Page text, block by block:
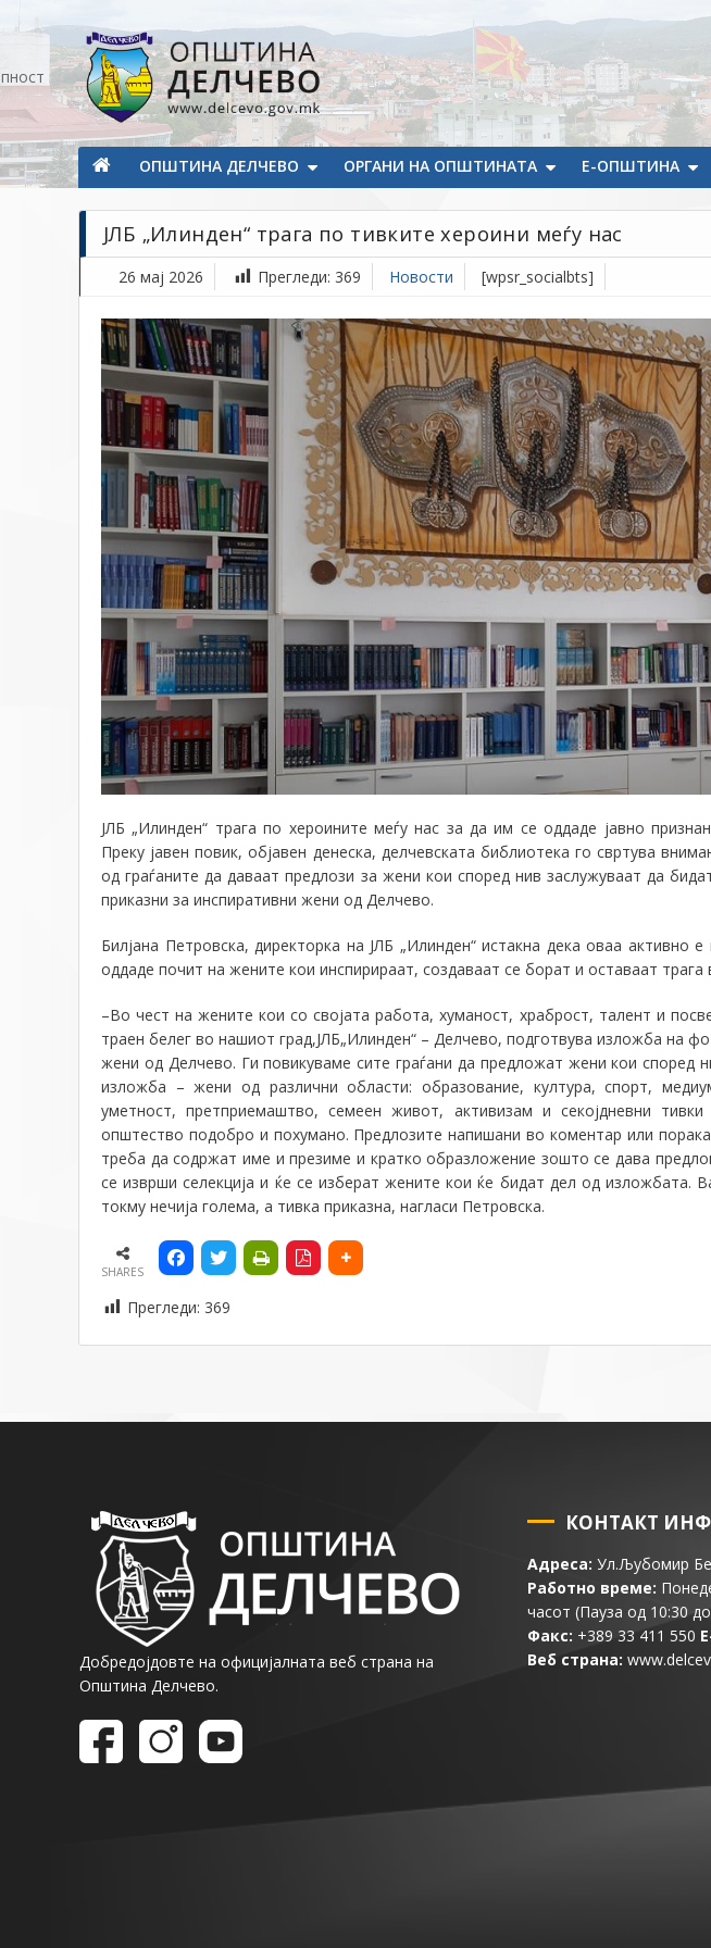
Општина Делчево
Општина Делчево
ОПШТИНА ДЕЛЧЕВО ОРГАНИ НА ОПШТИНАТА Е-ОПШТИНА
ЈЛБ „Илинден“ трага по тивките хероини меѓу нас
26 мај 2026 Прегледи: 369 Новости [wpsr_socialbts]
ЈЛБ „Илинден“ трага по хероините меѓу нас за да им се оддаде јавно
Преку јавен повик, објавен денеска, делчевската библиотека го свртува
од граѓаните да даваат предлози за жени кои според нив заслужуваат да
приказни за инспиративни жени од Делчево.
Билјана Петровска, директорка на ЈЛБ „Илинден“ истакна дека оваа
оддаде почит на жените кои инспирираат, создаваат се борат и оставаат трага
–Во чест на жените кои со својата работа, хуманост, храброст, талент и
траен белег во нашиот град,ЈЛБ„Илинден“ – Делчево, подготвува изложба на
жени од Делчево. Ги повикуваме сите граѓани да предложат жени кои според
изложба – жени од различни области: образование, култура, спорт,
уметност, претприемаштво, семеен живот, активизам и секојдневни
општество подобро и похумано. Предлозите напишани во коментар или
треба да содржат име и презиме и кратко образложение зоштосе дава
се изврши селекција и ќе се изберат жените кои ќе бидат дел од изложбата.
токму нечија голема, а тивка приказна, нагласи Петровска.
SHARES
Прегледи: 369
Добредојдовте на официјалната веб страна на
Општина Делчево.
КОНТАКТ
Адреса: Ул.Љубомир
Работно време:
часот (Пауза од 10:30
Факс: +389 33 411 550
Веб страна: